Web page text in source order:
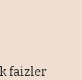
faizler